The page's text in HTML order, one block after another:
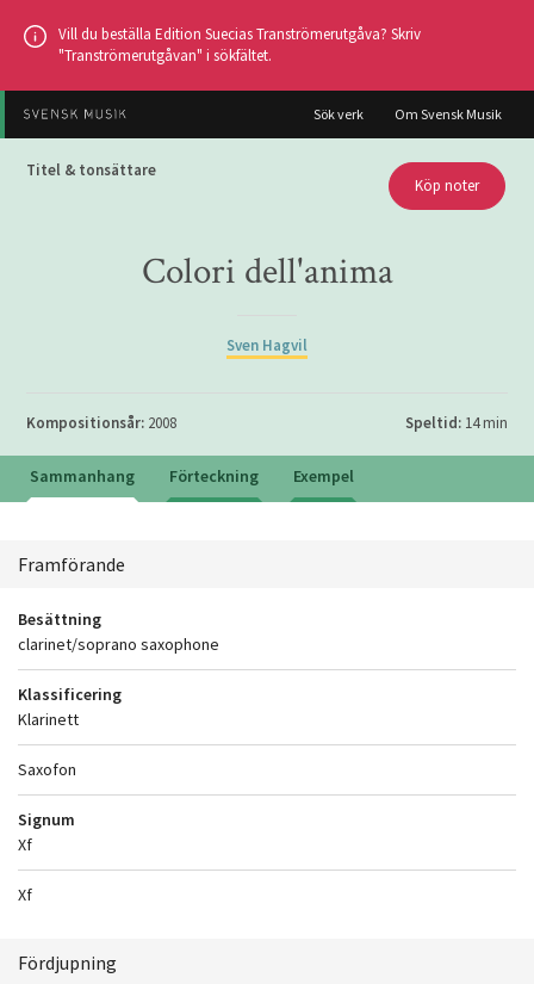
Hoppa
huvudinnehållet
Vill du beställa Edition Suecias Tranströmerutgåva? Skriv
"Tranströmerutgåvan" i sökfältet.
Sök verk Om Svensk Musik
Titel & tonsättare
Köp noter
Colori dell'anima
Sven Hagvil
Kompositionsår: 2008 Speltid:14 min
Sammanhang Förteckning Exempel
Framförande
Besättning
clarinet/soprano saxophone
Klassificering
Klarinett
Saxofon
Signum
Xf
Xf
Fördjupning